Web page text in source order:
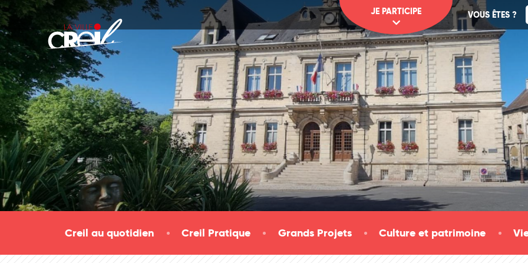
Passer au contenu VOUS ÊTES ?
JE PARTICIPE
Creil au quotidien Creil Pratique Grands Projets Culture et patrimoine